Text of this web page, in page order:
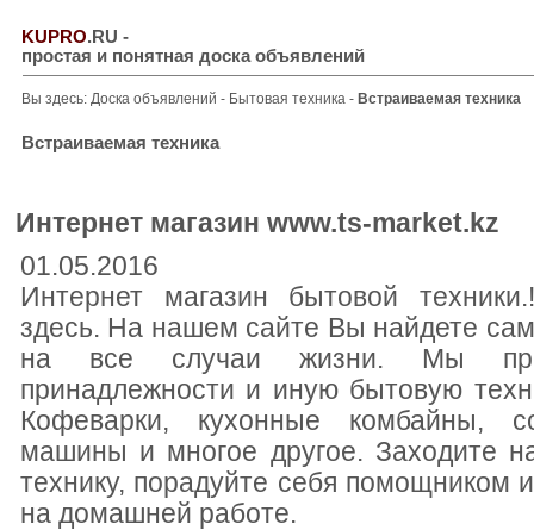
KUPRO.RU -
простая и понятная доска объявлений
Вы здесь: Доска объявлений - Бытовая техника - Встраиваемая техника
Встраиваемая техника
Интернет магазин www.ts-market.kz
01.05.2016
Интернет магазин бытовой
здесь. На нашем сайте Вы найдете
на все случаи жизни. Мы
принадлежности и иную бытовую
Кофеварки, кухонные комбайны,
машины и многое другое. Заходите
технику, порадуйте себя помощником
на домашней работе.